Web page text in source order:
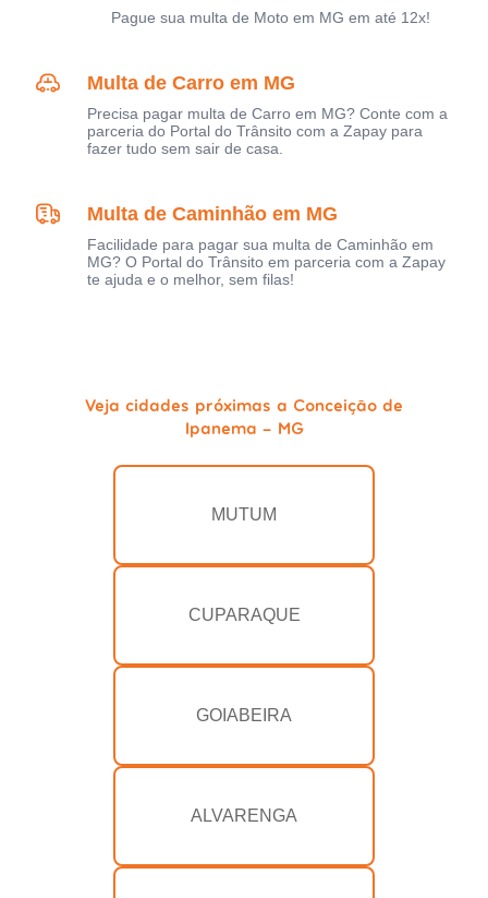
Pague sua multa de Moto em MG em até 12x!
Multa de Carro em MG
Precisa pagar multa de Carro em MG? Conte com a
parceria do Portal do Trânsito com a Zapay para
fazer tudo sem sair de casa.
Multa de Caminhão em MG
Facilidade para pagar sua multa de Caminhão em
MG? O Portal do Trânsito em parceria com a Zapay
te ajuda e o melhor, sem filas!
Veja cidades próximas a Conceição de
Ipanema - MG
MUTUM
CUPARAQUE
GOIABEIRA
ALVARENGA